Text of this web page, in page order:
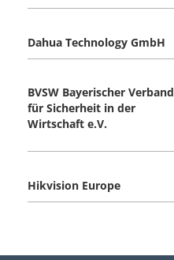
Dahua Technology GmbH
BVSW Bayerischer Verband
für Sicherheit in der
Wirtschaft e.V.
Hikvision Europe